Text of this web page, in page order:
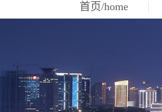
首页/home